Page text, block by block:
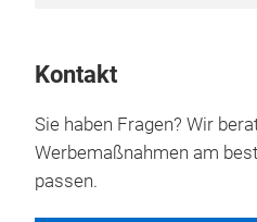
Kontakt
Sie haben Fragen? Wir
Werbemaßnahmen am
passen.